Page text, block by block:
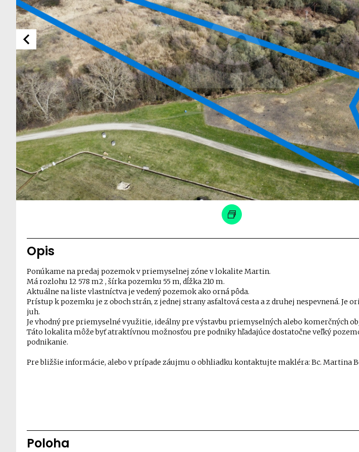
Opis
Ponúkame na predaj pozemok v priemyselnej zóne v lokalite Martin.
Má rozlohu 12 578 m2 , šírka pozemku 55 m, dĺžka 210 m.
Aktuálne na liste vlastníctva je vedený pozemok ako orná pôda.
Prístup k pozemku je z oboch strán, z jednej strany asfaltová cesta a z druhej nespevnená. Je
juh.
Je vhodný pre priemyselné využitie, ideálny pre výstavbu priemyselných alebo komerčných
Táto lokalita môže byť atraktívnou možnosťou pre podniky hľadajúce dostatočne veľký
podnikanie.
Pre bližšie informácie, alebo v prípade záujmu o obhliadku kontaktujte makléra: Bc. Martina
Poloha